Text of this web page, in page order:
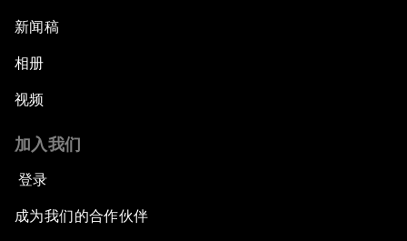
新闻稿
相册
视频
加入我们
登录
成为我们的合作伙伴